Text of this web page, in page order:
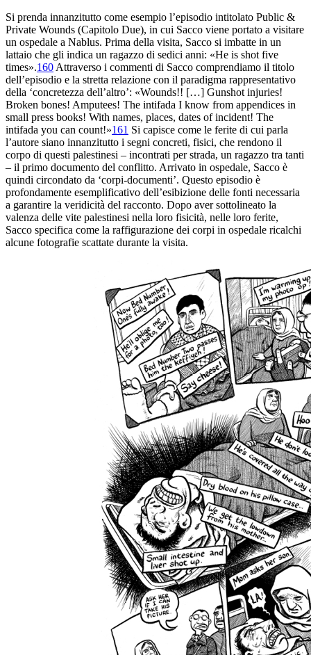
Si prenda innanzitutto come esempio l’episodio intitolato Public &
Private Wounds (Capitolo Due), in cui Sacco viene portato a visitare
un ospedale a Nablus. Prima della visita, Sacco si imbatte in un
lattaio che gli indica un ragazzo di sedici anni: «He is shot five
times».160 Attraverso i commenti di Sacco comprendiamo il titolo
dell’episodio e la stretta relazione con il paradigma rappresentativo
della ‘concretezza dell’altro’: «Wounds!! […] Gunshot injuries!
Broken bones! Amputees! The intifada I know from appendices in
small press books! With names, places, dates of incident! The
intifada you can count!»161 Si capisce come le ferite di cui parla
l’autore siano innanzitutto i segni concreti, fisici, che rendono il
corpo di questi palestinesi – incontrati per strada, un ragazzo tra tanti
– il primo documento del conflitto. Arrivato in ospedale, Sacco è
quindi circondato da ‘corpi-documenti’. Questo episodio è
profondamente esemplificativo dell’esibizione delle fonti necessaria
a garantire la veridicità del racconto. Dopo aver sottolineato la
valenza delle vite palestinesi nella loro fisicità, nelle loro ferite,
Sacco specifica come la raffigurazione dei corpi in ospedale ricalchi
alcune fotografie scattate durante la visita.